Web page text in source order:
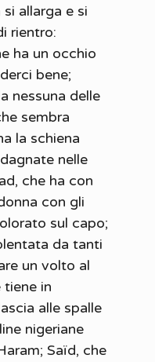
allarga e si
rientro:
ha un occhio
bene;
nessuna delle
sembra
la schiena
nelle
che ha con
con gli
sul capo;
da tanti
un volto al
tiene in
alle spalle
nigeriane
Saïd, che